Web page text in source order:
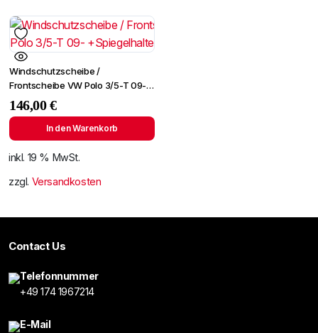
Windschutzscheibe /
Frontscheibe VW Polo 3/5-T 09-
+Spiegelhalter
146,00€
In den Warenkorb
inkl. 19 % MwSt.
zzgl. Versandkosten
Contact Us
Telefonnummer
+49 174 1967214
E-Mail